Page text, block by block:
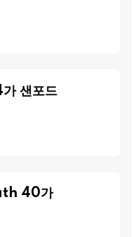
샌포드
40가